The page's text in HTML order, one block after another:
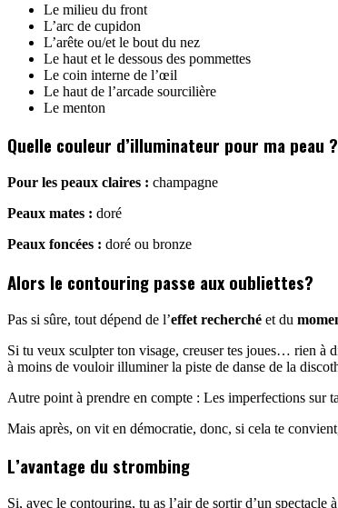
Le milieu du front
L’arc de cupidon
L’arête ou/et le bout du nez
Le haut et le dessous des pommettes
Le coin interne de l’œil
Le haut de l’arcade sourcilière
Le menton
Quelle couleur d’illuminateur pour ma peau ?
Pour les peaux claires : champagne
Peaux mates : doré
Peaux foncées : doré ou bronze
Alors le contouring passe aux oubliettes?
Pas si sûre, tout dépend de l’effet recherché et du
Si tu veux sculpter ton visage, creuser tes joues… rien à
à moins de vouloir illuminer la piste de danse de la
Autre point à prendre en compte : Les imperfections sur
Mais après, on vit en démocratie, donc, si cela te
L’avantage du strombing
Si, avec le contouring, tu as l’air de sortir d’un spectacle